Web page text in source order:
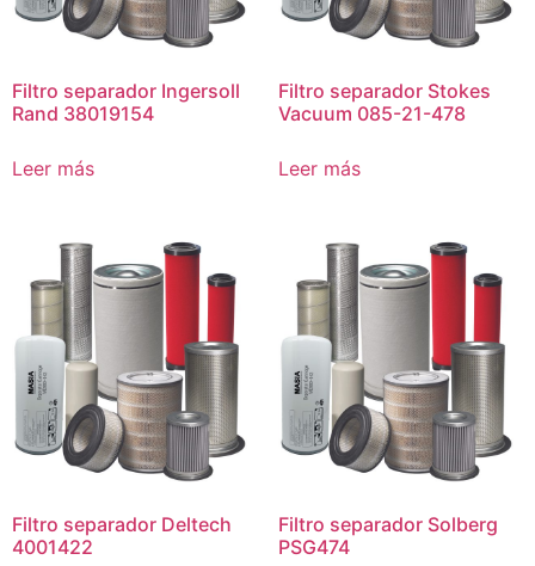
Filtro separador Ingersoll
Rand 38019154
Leer más
Filtro separador Stokes
Vacuum 085-21-478
Leer más
Filtro separador Deltech
4001422
Filtro separador Solberg
PSG474